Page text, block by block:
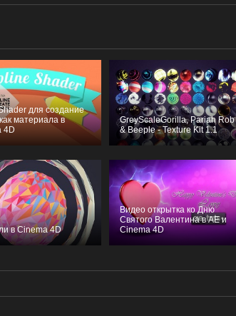
для создание
материала в
4D
GreyScaleGorilla, Pariah Rob
& Beeple - Texture Kit 1.1
в Cinema 4D
Видео открытка ко Дню
Святого Валентина в AE и
Cinema 4D